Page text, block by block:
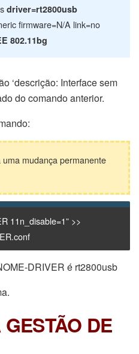
driver=rt2800usb
firmware=N/A link=no
802.11bg
‘descrição: Interface sem
do comando anterior.
mudança permanente
11n_disable=1” >>
DRIVER é rt2800usb
DE